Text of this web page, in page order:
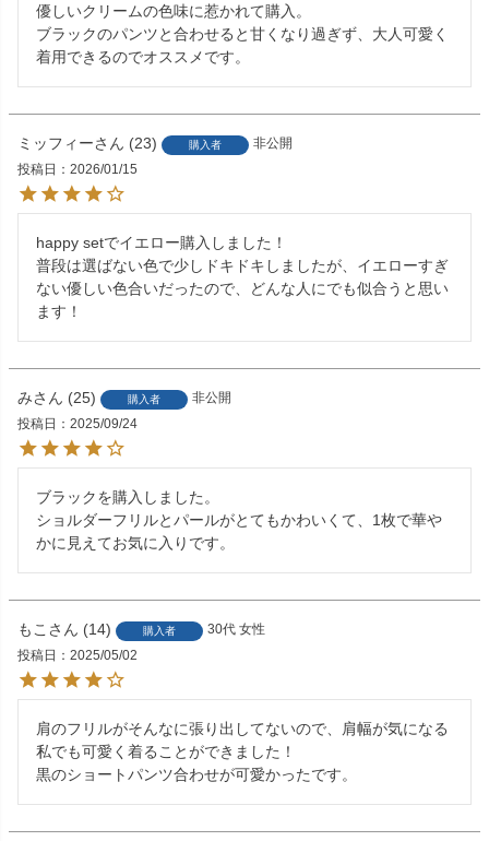
優しいクリームの色味に惹かれて購入。
ブラックのパンツと合わせると甘くなり過ぎず、大人可愛く
着用できるのでオススメです。
ミッフィー 23 購入者
非公開
投稿日
2026/01/15
happy setでイエロー購入しました！
普段は選ばない色で少しドキドキしましたが、イエローすぎ
ない優しい色合いだったので、どんな人にでも似合うと思い
ます！
み 25 購入者
非公開
投稿日
2025/09/24
ブラックを購入しました。
ショルダーフリルとパールがとてもかわいくて、1枚で華や
かに見えてお気に入りです。
もこ 14 購入者 30代 女性
投稿日
2025/05/02
肩のフリルがそんなに張り出してないので、肩幅が気になる
私でも可愛く着ることができました！
黒のショートパンツ合わせが可愛かったです。